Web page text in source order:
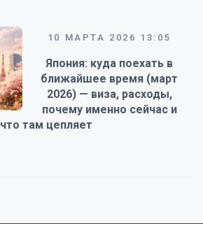
10 МАРТА 2026 13:05
Япония: куда поехать в
ближайшее время (март
2026) — виза, расходы,
почему именно сейчас и
что там цепляет